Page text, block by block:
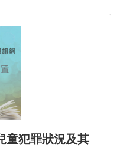
童犯罪狀況及其